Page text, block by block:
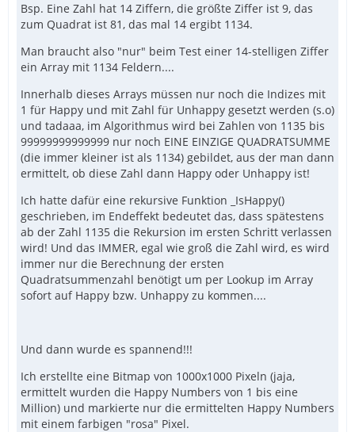
Bsp. Eine Zahl hat 14 Ziffern, die größte Ziffer ist 9, das
zum Quadrat ist 81, das mal 14 ergibt 1134.
Man braucht also "nur" beim Test einer 14-stelligen Ziffer
ein Array mit 1134 Feldern....
Innerhalb dieses Arrays müssen nur noch die Indizes mit
1 für Happy und mit Zahl für Unhappy gesetzt werden (s.o)
und tadaaa, im Algorithmus wird bei Zahlen von 1135 bis
99999999999999 nur noch EINE EINZIGE QUADRATSUMME
(die immer kleiner ist als 1134) gebildet, aus der man dann
ermittelt, ob diese Zahl dann Happy oder Unhappy ist!
Ich hatte dafür eine rekursive Funktion _IsHappy()
geschrieben, im Endeffekt bedeutet das, dass spätestens
ab der Zahl 1135 die Rekursion im ersten Schritt verlassen
wird! Und das IMMER, egal wie groß die Zahl wird, es wird
immer nur die Berechnung der ersten
Quadratsummenzahl benötigt um per Lookup im Array
sofort auf Happy bzw. Unhappy zu kommen....
Und dann wurde es spannend!!!
Ich erstellte eine Bitmap von 1000x1000 Pixeln (jaja,
ermittelt wurden die Happy Numbers von 1 bis eine
Million) und markierte nur die ermittelten Happy Numbers
mit einem farbigen "rosa" Pixel.